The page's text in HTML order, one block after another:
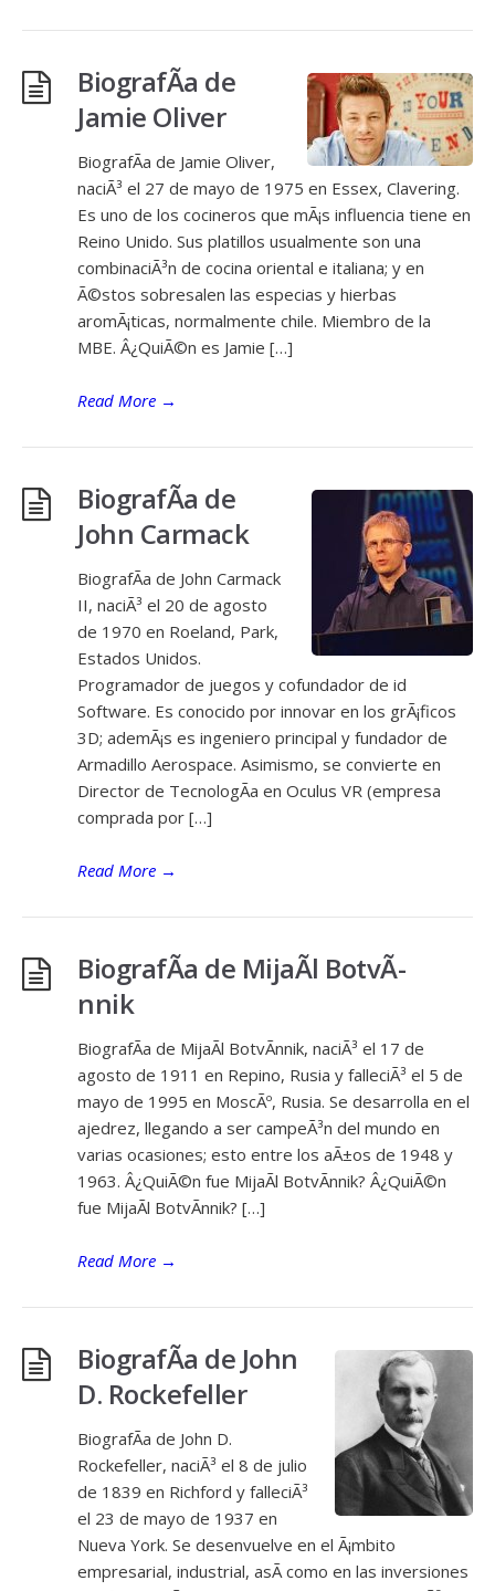
BiografÃ­a de
Jamie Oliver
BiografÃ­a de Jamie Oliver,
naciÃ³ el 27 de mayo de 1975 en Essex, Clavering.
Es uno de los cocineros que mÃ¡s influencia tiene en
Reino Unido. Sus platillos usualmente son una
combinaciÃ³n de cocina oriental e italiana; y en
Ã©stos sobresalen las especias y hierbas
aromÃ¡ticas, normalmente chile. Miembro de la
MBE. Â¿QuiÃ©n es Jamie […]
Read More →
BiografÃ­a de
John Carmack
BiografÃ­a de John Carmack
II, naciÃ³ el 20 de agosto
de 1970 en Roeland, Park,
Estados Unidos.
Programador de juegos y cofundador de id
Software. Es conocido por innovar en los grÃ¡ficos
3D; ademÃ¡s es ingeniero principal y fundador de
Armadillo Aerospace. Asimismo, se convierte en
Director de TecnologÃ­a en Oculus VR (empresa
comprada por […]
Read More →
BiografÃ­a de MijaÃ­l BotvÃ­
nnik
BiografÃ­a de MijaÃ­l BotvÃ­nnik, naciÃ³ el 17 de
agosto de 1911 en Repino, Rusia y falleciÃ³ el 5 de
mayo de 1995 en MoscÃº, Rusia. Se desarrolla en el
ajedrez, llegando a ser campeÃ³n del mundo en
varias ocasiones; esto entre los aÃ±os de 1948 y
1963. Â¿QuiÃ©n fue MijaÃ­l BotvÃ­nnik? Â¿QuiÃ©n
fue MijaÃ­l BotvÃ­nnik? […]
Read More →
BiografÃ­a de John
D. Rockefeller
BiografÃ­a de John D.
Rockefeller, naciÃ³ el 8 de julio
de 1839 en Richford y falleciÃ³
el 23 de mayo de 1937 en
Nueva York. Se desenvuelve en el Ã¡mbito
empresarial, industrial, asÃ­ como en las inversiones